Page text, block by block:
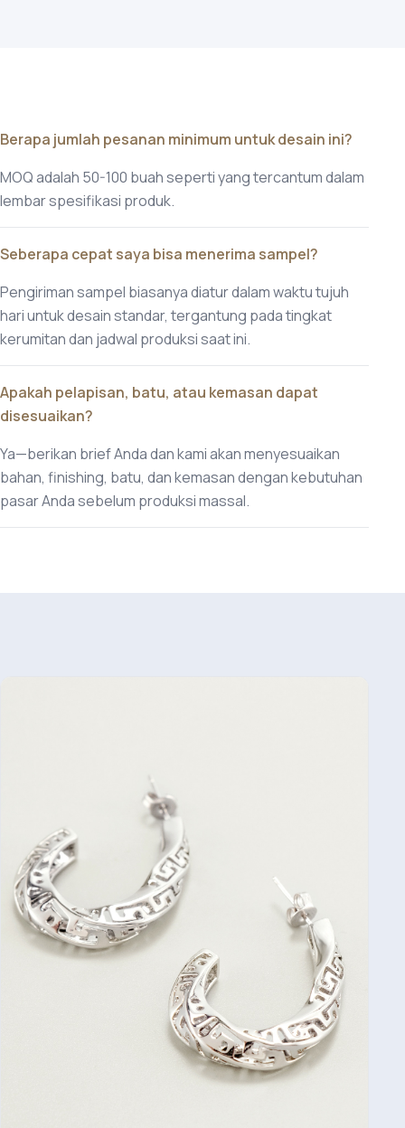
Berapa jumlah pesanan minimum untuk desain ini?
MOQ adalah 50-100 buah seperti yang tercantum dalam
lembar spesifikasi produk.
Seberapa cepat saya bisa menerima sampel?
Pengiriman sampel biasanya diatur dalam waktu tujuh
hari untuk desain standar, tergantung pada tingkat
kerumitan dan jadwal produksi saat ini.
Apakah pelapisan, batu, atau kemasan dapat
disesuaikan?
Ya—berikan brief Anda dan kami akan menyesuaikan
bahan, finishing, batu, dan kemasan dengan kebutuhan
pasar Anda sebelum produksi massal.